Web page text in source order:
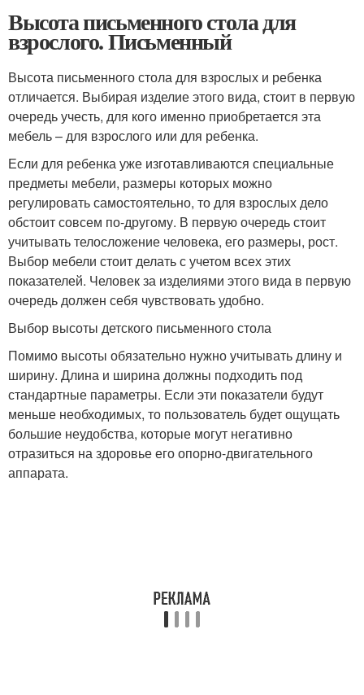
Высота письменного стола для
взрослого. Письменный
Высота письменного стола для взрослых и ребенка
отличается. Выбирая изделие этого вида, стоит в первую
очередь учесть, для кого именно приобретается эта
мебель – для взрослого или для ребенка.
Если для ребенка уже изготавливаются специальные
предметы мебели, размеры которых можно
регулировать самостоятельно, то для взрослых дело
обстоит совсем по-другому. В первую очередь стоит
учитывать телосложение человека, его размеры, рост.
Выбор мебели стоит делать с учетом всех этих
показателей. Человек за изделиями этого вида в первую
очередь должен себя чувствовать удобно.
Выбор высоты детского письменного стола
Помимо высоты обязательно нужно учитывать длину и
ширину. Длина и ширина должны подходить под
стандартные параметры. Если эти показатели будут
меньше необходимых, то пользователь будет ощущать
большие неудобства, которые могут негативно
отразиться на здоровье его опорно-двигательного
аппарата.